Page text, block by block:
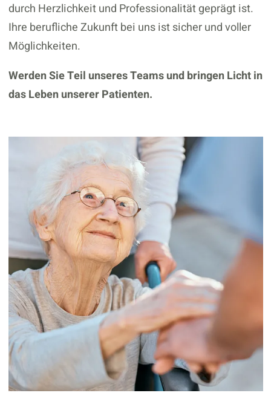
durch Herzlichkeit und Professionalität geprägt ist.
Ihre berufliche Zukunft bei uns ist sicher und voller
Möglichkeiten.
Werden Sie Teil unseres Teams und bringen Licht in
das Leben unserer Patienten.